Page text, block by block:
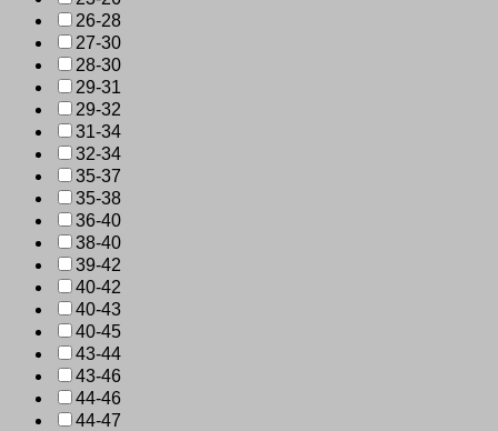
26-28
27-30
28-30
29-31
29-32
31-34
32-34
35-37
35-38
36-40
38-40
39-42
40-42
40-43
40-45
43-44
43-46
44-46
44-47